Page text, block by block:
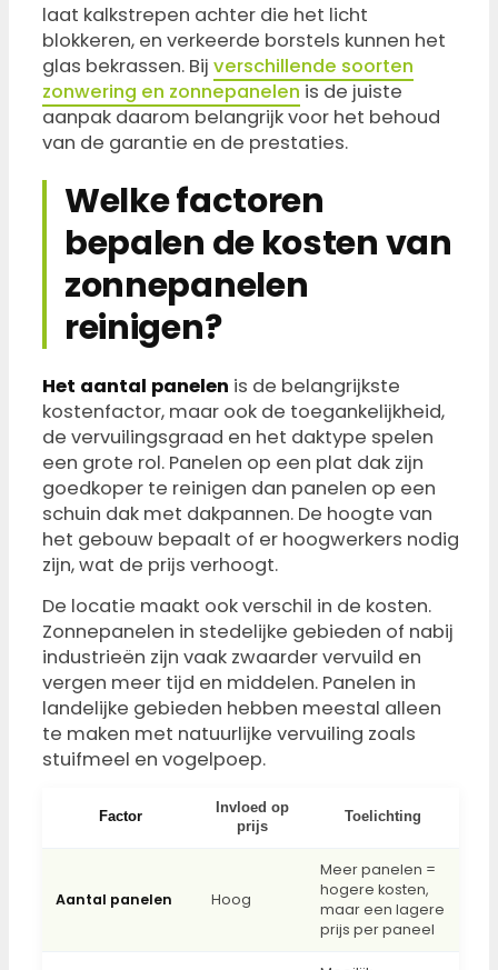
laat kalkstrepen achter die het licht
blokkeren, en verkeerde borstels kunnen het
glas bekrassen. Bij verschillende soorten
zonwering en zonnepanelen is de juiste
aanpak daarom belangrijk voor het behoud
van de garantie en de prestaties.
Welke factoren
bepalen de kosten van
zonnepanelen
reinigen?
Het aantal panelen is de belangrijkste
kostenfactor, maar ook de toegankelijkheid,
de vervuilingsgraad en het daktype spelen
een grote rol. Panelen op een plat dak zijn
goedkoper te reinigen dan panelen op een
schuin dak met dakpannen. De hoogte van
het gebouw bepaalt of er hoogwerkers nodig
zijn, wat de prijs verhoogt.
De locatie maakt ook verschil in de kosten.
Zonnepanelen in stedelijke gebieden of nabij
industrieën zijn vaak zwaarder vervuild en
vergen meer tijd en middelen. Panelen in
landelijke gebieden hebben meestal alleen
te maken met natuurlijke vervuiling zoals
stuifmeel en vogelpoep.
Factor
Invloed op
prijs
Toelichting
Aantal panelen Hoog
Meer panelen =
hogere kosten,
maar een lagere
prijs per paneel